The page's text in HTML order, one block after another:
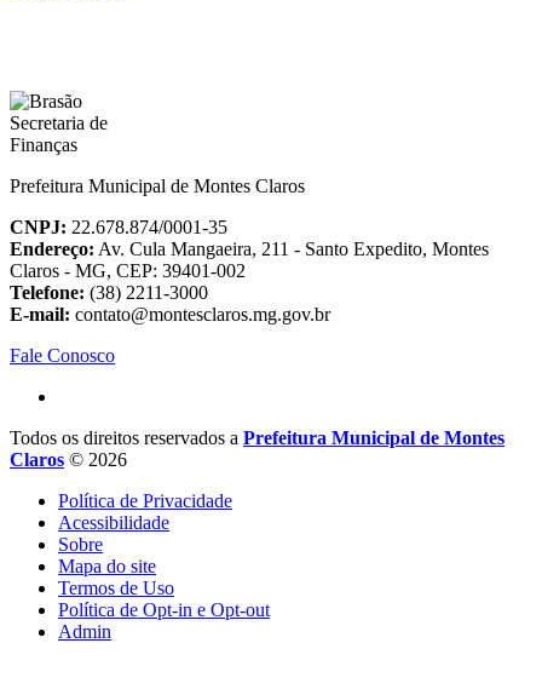
Prefeitura Municipal de Montes Claros
CNPJ: 22.678.874/0001-35
Endereço: Av. Cula Mangaeira, 211 - Santo Expedito, Montes
Claros - MG, CEP: 39401-002
Telefone: (38) 2211-3000
E-mail: contato@montesclaros.mg.gov.br
Fale Conosco
Todos os direitos reservados a Prefeitura Municipal de Montes
Claros © 2026
Política de Privacidade
Acessibilidade
Sobre
Mapa do site
Termos de Uso
Política de Opt-in e Opt-out
Admin